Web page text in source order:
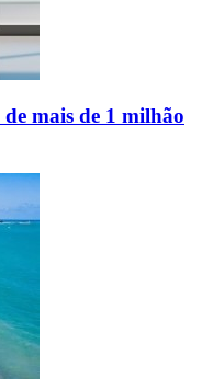
mais de 1 milhão